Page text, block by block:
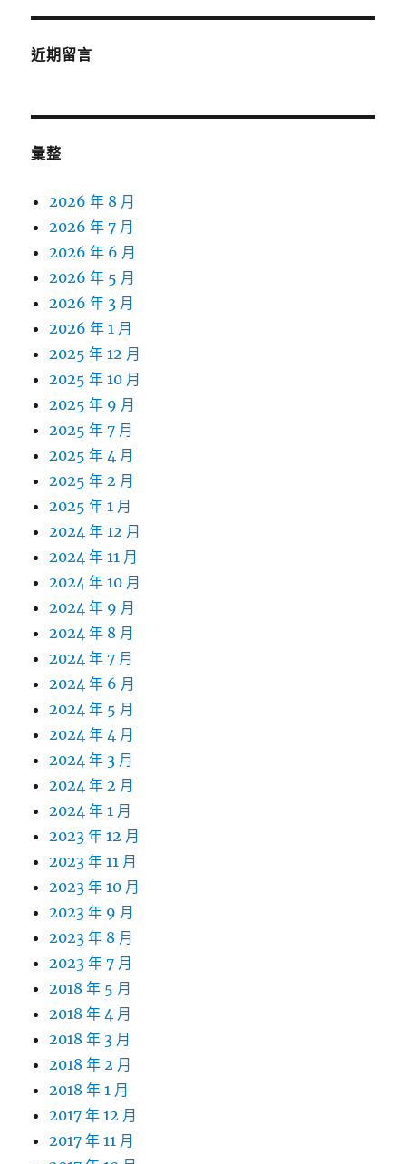
近期留言
彙整
2026 年 8 月
2026 年 7 月
2026 年 6 月
2026 年 5 月
2026 年 3 月
2026 年 1 月
2025 年 12 月
2025 年 10 月
2025 年 9 月
2025 年 7 月
2025 年 4 月
2025 年 2 月
2025 年 1 月
2024 年 12 月
2024 年 11 月
2024 年 10 月
2024 年 9 月
2024 年 8 月
2024 年 7 月
2024 年 6 月
2024 年 5 月
2024 年 4 月
2024 年 3 月
2024 年 2 月
2024 年 1 月
2023 年 12 月
2023 年 11 月
2023 年 10 月
2023 年 9 月
2023 年 8 月
2023 年 7 月
2018 年 5 月
2018 年 4 月
2018 年 3 月
2018 年 2 月
2018 年 1 月
2017 年 12 月
2017 年 11 月